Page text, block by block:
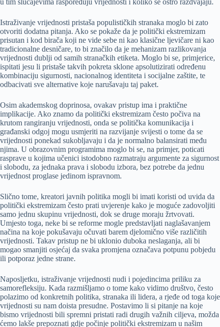
Istraživanje vrijednosti pristaša populističkih stranaka moglo bi zato
otvoriti dodatna pitanja. Ako se pokaže da je politički ekstremizam
prisutan i kod birača koji ne vide sebe ni kao klasične ljevičare ni kao
tradicionalne desničare, to bi značilo da je mehanizam razlikovanja
vrijednosti dublji od samih stranačkih etiketa. Moglo bi se, primjerice,
ispitati jesu li pristaše takvih pokreta sklone apsolutizirati određenu
kombinaciju sigurnosti, nacionalnog identiteta i socijalne zaštite, te
odbacivati sve alternative koje narušavaju taj paket.
Osim akademskog doprinosa, ovakav pristup ima i praktične
implikacije. Ako znamo da politički ekstremizam često počiva na
krutom rangiranju vrijednosti, onda se politička komunikacija i
građanski odgoj mogu usmjeriti na razvijanje svijesti o tome da se
vrijednosti ponekad sukobljavaju i da je normalno balansirati među
njima. U obrazovnim programima moglo bi se, na primjer, poticati
rasprave u kojima učenici istodobno razmatraju argumente za sigurnost
i slobodu, za jednaka prava i slobodu izbora, bez potrebe da jednu
vrijednost proglase jedinom ispravnom.
Slično tome, kreatori javnih politika mogli bi imati koristi od uvida da
politički ekstremizam često prati uvjerenje kako je moguće zadovoljiti
samo jednu skupinu vrijednosti, dok se druge moraju žrtvovati.
Umjesto toga, neke bi se reforme mogle predstavljati naglašavanjem
načina na koje pokušavaju očuvati barem djelomično više različitih
vrijednosti. Takav pristup ne bi uklonio duboka neslaganja, ali bi
mogao smanjiti osjećaj da svaka promjena označava potpunu pobjedu
ili potporaz jedne strane.
Naposljetku, istraživanje vrijednosti nudi i pojedincima priliku za
samorefleksiju. Kada razmišljamo o tome kako vidimo društvo, često
polazimo od konkretnih politika, stranaka ili lidera, a rjeđe od toga koje
vrijednosti su nam doista presudne. Postavimo li si pitanje na koje
bismo vrijednosti bili spremni pristati radi drugih važnih ciljeva, možda
ćemo lakše prepoznati gdje počinje politički ekstremizam u našim